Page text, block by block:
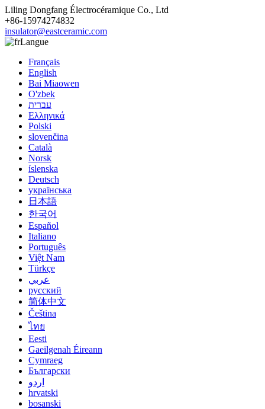
Liling Dongfang Électrocéramique Co., Ltd
+86-15974274832
insulator@eastceramic.com
Langue
Français
English
Bai Miaowen
O'zbek
עברית
Ελληνικά
Polski
slovenčina
Català
Norsk
íslenska
Deutsch
українська
日本語
한국어
Español
Italiano
Português
Việt Nam
Türkçe
عربي
русский
简体中文
Čeština
ไทย
Eesti
Gaeilgenah Éireann
Cymraeg
Български
اردو
hrvatski
bosanski